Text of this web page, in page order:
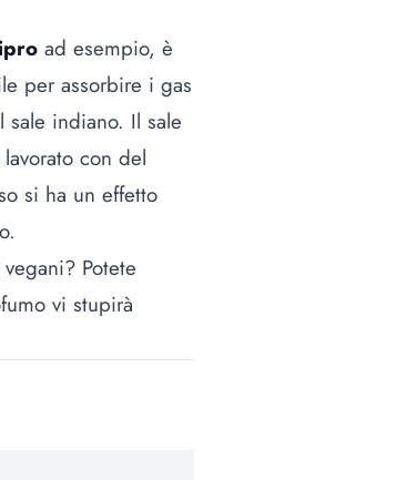
ad esempio, è
per assorbire i gas
indiano. Il sale
con del
si ha un effetto
Potete
vi stupirà